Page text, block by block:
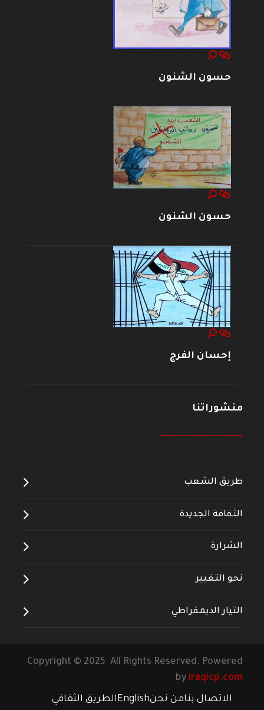
حسون الشنون
حسون الشنون
إحسان الفرج
منشوراتنا
--------------------
طريق الشعب
الثقافة الجديدة
الشرارة
نحو التغيير
التيار الديمقراطي
Copyright © 2025 All Rights Reserved. Powered
by iraqicp.com
الاتصال بنامن نحنEnglishالطريق الثقافي